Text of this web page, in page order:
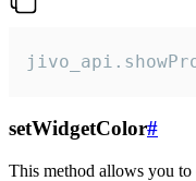
setWidgetColor#
This method allows you